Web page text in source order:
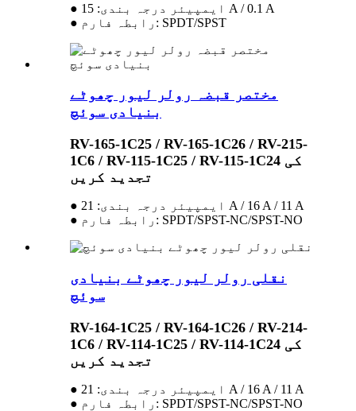
● ایمپیئر درجہ بندی: 15 A / 0.1 A
● رابطہ فارم: SPDT/SPST
مختصر قبضہ رولر لیور چھوٹے
بنیادی سوئچ
RV-165-1C25 / RV-165-1C26 / RV-215-
1C6 / RV-115-1C25 / RV-115-1C24 کی
تجدید کریں
● ایمپیئر درجہ بندی: 21 A / 16 A / 11 A
● رابطہ فارم: SPDT/SPST-NC/SPST-NO
نقلی رولر لیور چھوٹے بنیادی
سوئچ
RV-164-1C25 / RV-164-1C26 / RV-214-
1C6 / RV-114-1C25 / RV-114-1C24 کی
تجدید کریں
● ایمپیئر درجہ بندی: 21 A / 16 A / 11 A
● رابطہ فارم: SPDT/SPST-NC/SPST-NO